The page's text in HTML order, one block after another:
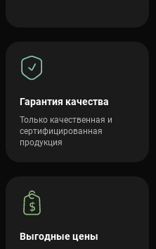
Гарантия качества
Только качественная и
сертифицированная
продукция
Выгодные цены